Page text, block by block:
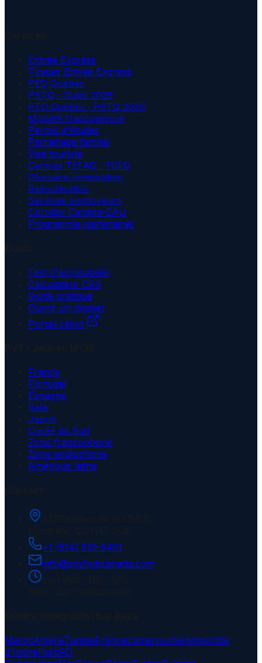
Entrée Express
Tirages Entrée Express
PEQ Québec
PSTQ · Guide 2026
PTO Québec · PSTQ 2026
Mobilité francophone
Permis d'études
Parrainage familial
Visa touriste
Centres TEFAQ · TCFQ
Glossaire immigration
Relocalisation
Services employeurs
Corridor Canada-EAU
Programme partenaires
Test d'admissibilité
Calculateur CRS
Guide pratique
Ouvrir un dossier
Portail client
France
Portugal
Espagne
Italie
Japon
Corée du Sud
Zone francophone
Zone anglophone
Amérique latine
+1 (514) 510-5401
info@soshubcanada.com
MarocAlgérieTunisieFranceCamerounSénégalCôte
d'IvoireHaïtiRD